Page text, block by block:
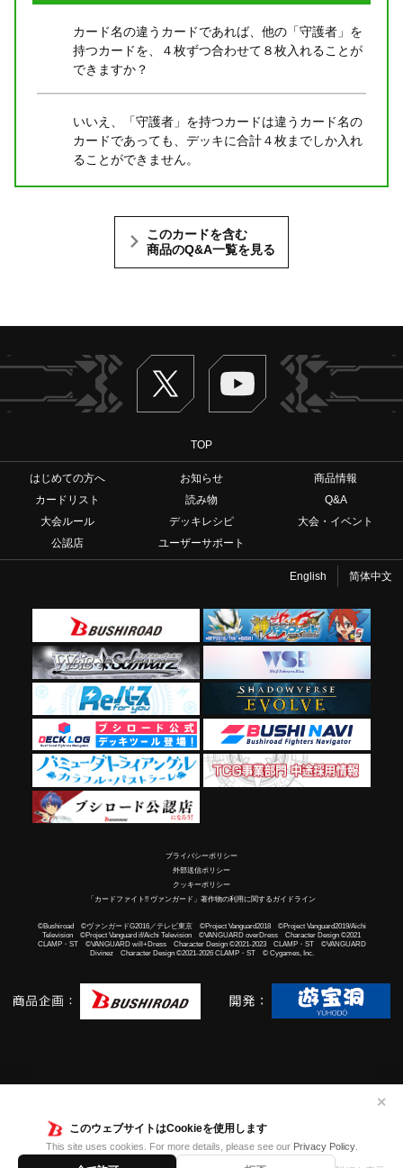
このウェブサイトはCookieを使用します
This site uses cookies. For more details, please see our Privacy Policy.
✕
カード名の違うカードであれば、他の「守護者」を
持つカードを、４枚ずつ合わせて８枚入れることが
できますか？
いいえ、「守護者」を持つカードは違うカード名の
カードであっても、デッキに合計４枚までしか入れ
ることができません。
このカードを含む
商品のQ&A一覧を見る
Twitter ヴァンガードch
TOP
はじめての方へ お知らせ
商品情報
カードリスト
読み物
Q&A
大会ルール
デッキレシピ
大会・イベント
公認店
ユーザーサポート
English 简体中文
プライバシーポリシー
外部送信ポリシー
クッキーポリシー
「カードファイト!! ヴァンガード」著作物の利用に関するガイドライン
©Bushiroad ©ヴァンガードG2016／テレビ東京 ©Project Vanguard2018 ©Project Vanguard2019/Aichi
Television ©Project Vanguard if/Aichi Television ©VANGUARD overDress Character Design ©2021
CLAMP・ST ©VANGUARD will+Dress Character Design ©2021-2023 CLAMP・ST ©VANGUARD
Divinez Character Design ©2021-2026 CLAMP・ST © Cygames, Inc.